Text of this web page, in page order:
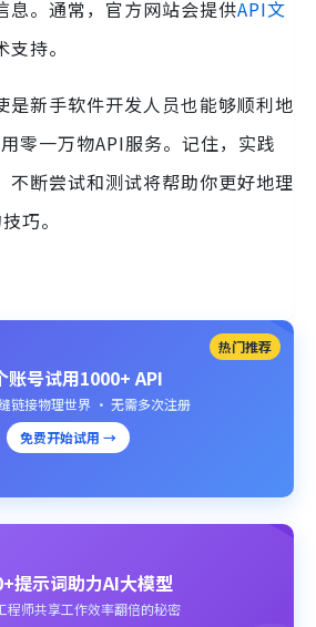
息。通常，官方网站会提供API文
持。
是新手软件开发人员也能够顺利地
零一万物API服务。记住，实践
不断尝试和测试将帮助你更好地理
巧。
热门推荐
账号试用1000+ API
链接物理世界 · 无需多次注册
免费开始试用 →
提示词助力AI大模型
程师共享工作效率翻倍的秘密